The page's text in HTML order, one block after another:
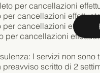
per cancellazioni
per cancellazioni
cancellazioni
per cancellazioni
I servizi non
scritto di 2